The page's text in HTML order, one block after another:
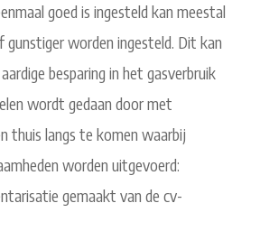
goed is ingesteld kan meestal
worden ingesteld. Dit kan
besparing in het gasverbruik
wordt gedaan door met
thuis langs te komen waarbij
worden uitgevoerd:
gemaakt van de cv-